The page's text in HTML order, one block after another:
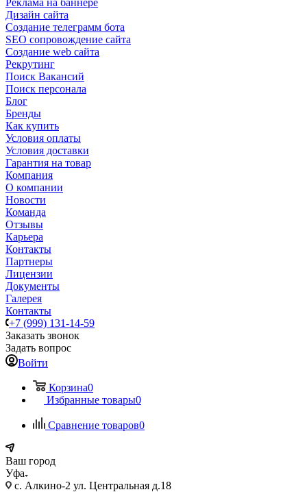
Реклама на баннере
Дизайн сайта
Создание телеграмм бота
SEO сопровождение сайта
Создание web сайта
Рекрутинг
Поиск Вакансий
Поиск персонала
Блог
Бренды
Как купить
Условия оплаты
Условия доставки
Гарантия на товар
Компания
О компании
Новости
Команда
Отзывы
Карьера
Контакты
Партнеры
Лицензии
Документы
Галерея
Контакты
+7 (999) 131-14-59
Заказать звонок
Задать вопрос
Войти
Корзина0
Избранные товары0
Сравнение товаров0
Ваш город
Уфа
с. Алкино-2 ул. Центральная д.18